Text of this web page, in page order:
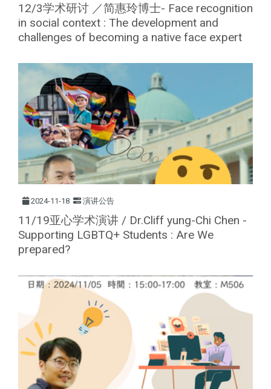
12/3学术研讨 ／简惠玲博士- Face recognition
in social context : The development and
challenges of becoming a native face expert
2024-11-18 演讲公告
11/19亚心学术演讲 / Dr.Cliff yung-Chi Chen -
Supporting LGBTQ+ Students : Are We
prepared?